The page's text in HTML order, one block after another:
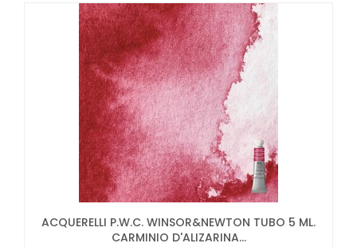
ACQUERELLI P.W.C. WINSOR&NEWTON TUBO 5 ML.
CARMINIO D'ALIZARINA...